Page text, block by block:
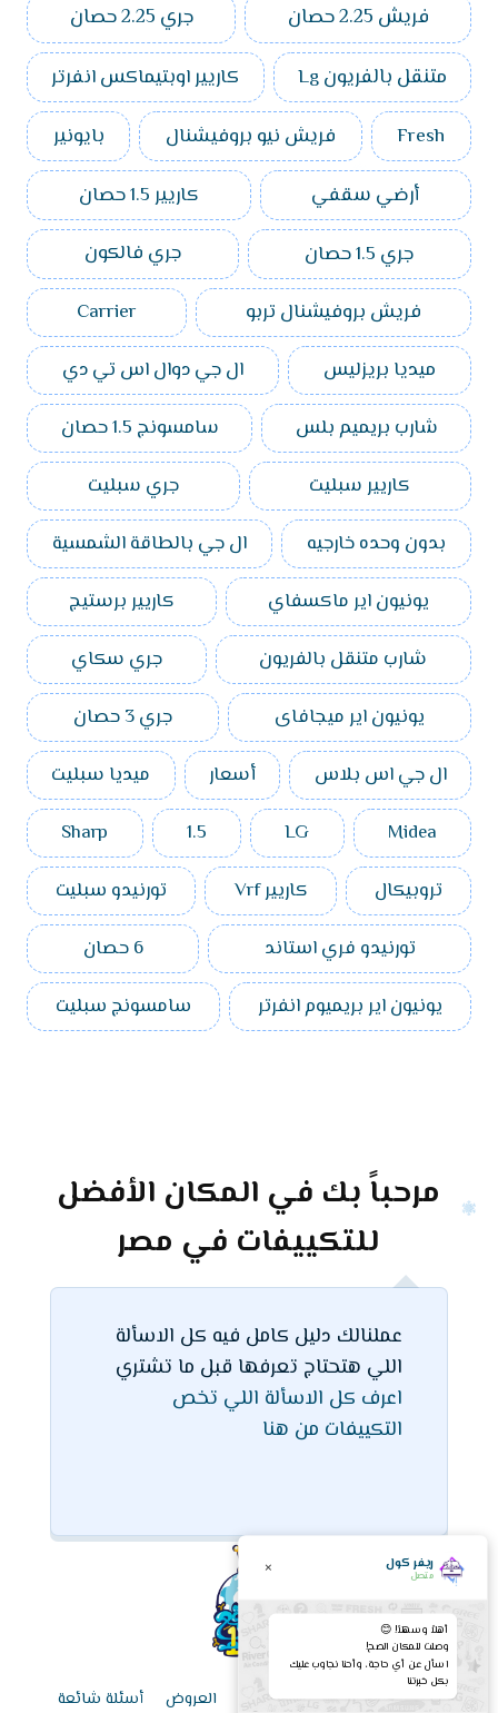
فريش 2.25 حصان
جري 2.25 حصان
متنقل بالفريون Lg
كاريير اوبتيماكس انفرتر
Fresh
فريش نيو بروفيشنال
بايونير
أرضي سقفي
كاريير 1.5 حصان
جري 1.5 حصان
جري فالكون
فريش بروفيشنال تربو
Carrier
ميديا بريزليس
ال جي دوال اس تي دي
شارب بريميم بلس
سامسونج 1.5 حصان
كاريير سبليت
جري سبليت
بدون وحده خارجيه
ال جي بالطاقة الشمسية
يونيون اير ماكسفاي
كاريير برستيج
شارب متنقل بالفريون
جري سكاي
يونيون اير ميجافاى
جري 3 حصان
ال جي اس بلاس
أسعار
ميديا سبليت
Midea
LG
1.5
Sharp
تروبيكال
كاريير Vrf
تورنيدو سبليت
تورنيدو فري استاند
6 حصان
يونيون اير بريميوم انفرتر
سامسونج سبليت
مرحباً بك في المكان الأفضل
للتكييفات في مصر
عملنالك دليل كامل فيه كل الاسألة
اللي هتحتاج تعرفها قبل ما تشتري
اعرف كل الاسألة اللي تخص
التكييفات من هنا
ريفر كول
متصل ×
أهلاً وسهلاً! 😊
وصلت للمكان الصح!
اسأل عن أي حاجة، وأحنا نجاوب عليك
بكل خبرتنا
الرئيسية قائمة الأسعار اليوم العروض أسئلة شائعة